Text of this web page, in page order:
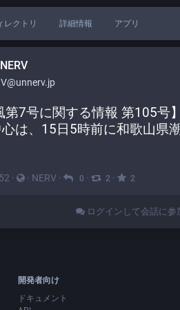
レクトリ 詳細情報 アプリ
第7号に関する情報 第105号】
は、15日5時前に和歌山県
· · NERV · 0 · 2 · 2
ログインして会話に参
開発者向け
ドキュメント